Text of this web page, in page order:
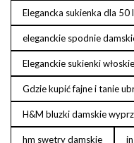
Elegancka sukienka dla 50
eleganckie spodnie
Eleganckie sukienki włoskie
Gdzie kupić fajne i tanie
H&M bluzki damskie
hm swetry damskie